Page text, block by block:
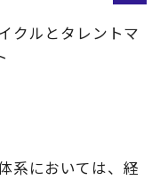
クルとタレントマ
系においては、経